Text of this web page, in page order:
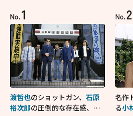
No.1
渡哲也のショットガン、 石原
裕次郎の圧倒的な存在感、 舘
No.2
名作
る小